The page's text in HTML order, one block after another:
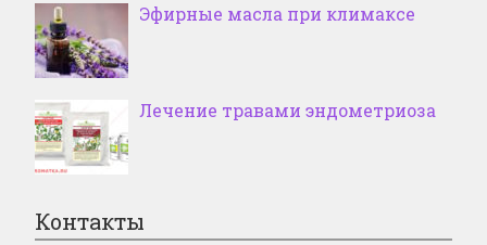
Эфирные масла при климаксе
Лечение травами эндометриоза
Контакты